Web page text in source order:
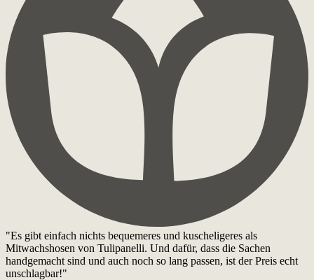
"Es gibt einfach nichts bequemeres und kuscheligeres als
Mitwachshosen von Tulipanelli. Und dafür, dass die Sachen
handgemacht sind und auch noch so lang passen, ist der Preis echt
unschlagbar!"